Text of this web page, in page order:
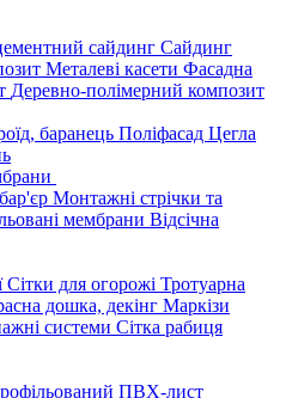
сайдинг Сайдинг
Металеві касети Фасадна
Деревно-полімерний композит
баранець Поліфасад Цегла
Монтажні стрічки та
мембрани Відсічна
Сітки для огорожі Тротуарна
дошка, декінг Маркізи
системи Сітка рабиця
ПВХ-лист